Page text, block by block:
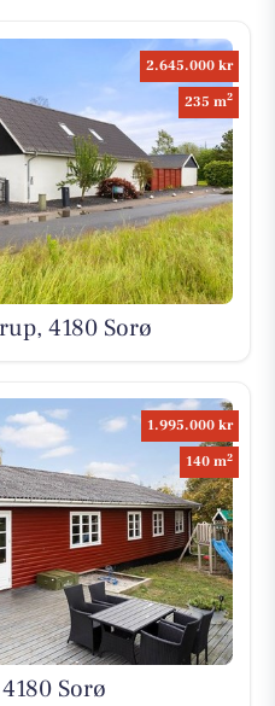
2.645.000 kr
235 m2
4180 Sorø
1.995.000 kr
140 m2
Sorø